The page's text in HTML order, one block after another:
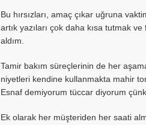
Bu hırsızları, amaç çıkar uğruna
artık yazıları çok daha kısa tutmak
aldım.
Tamir bakım süreçlerinin de her
niyetleri kendine kullanmakta mahir
Esnaf demiyorum tüccar diyorum
Ek olarak her müşteriden her saati